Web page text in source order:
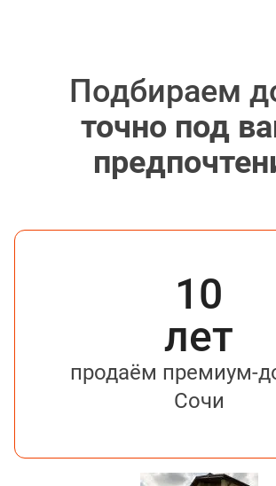
Подбираем
точно под
10
лет
продаём премиум-
Сочи